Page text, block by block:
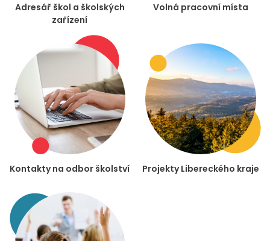
Adresář škol a školských
zařízení
Volná pracovní místa
Kontakty na odbor školství Projekty Libereckého kraje